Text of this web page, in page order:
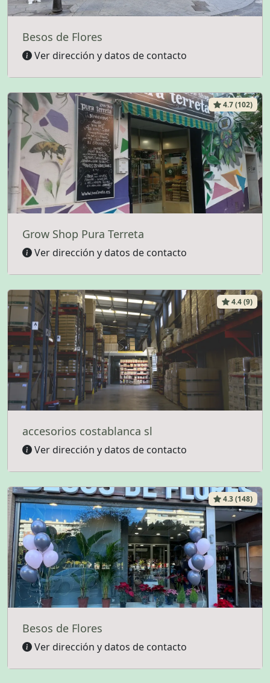
Besos de Flores
Ver dirección y datos de contacto
4.7 (102)
Grow Shop Pura Terreta
Ver dirección y datos de contacto
4.4 (9)
accesorios costablanca sl
Ver dirección y datos de contacto
4.3 (148)
Besos de Flores
Ver dirección y datos de contacto